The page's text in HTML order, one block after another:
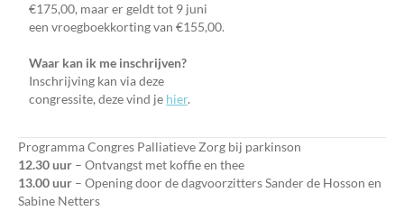
€175,00, maar er geldt tot 9 juni
een vroegboekkorting van €155,00.
Waar kan ik me inschrijven?
Inschrijving kan via deze
congressite, deze vind je hier.
Programma Congres Palliatieve Zorg bij parkinson
12.30 uur – Ontvangst met koffie en thee
13.00 uur – Opening door de dagvoorzitters Sander de Hosson en
Sabine Netters